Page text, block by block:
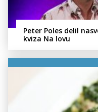
Peter Poles delil
kviza Na lovu